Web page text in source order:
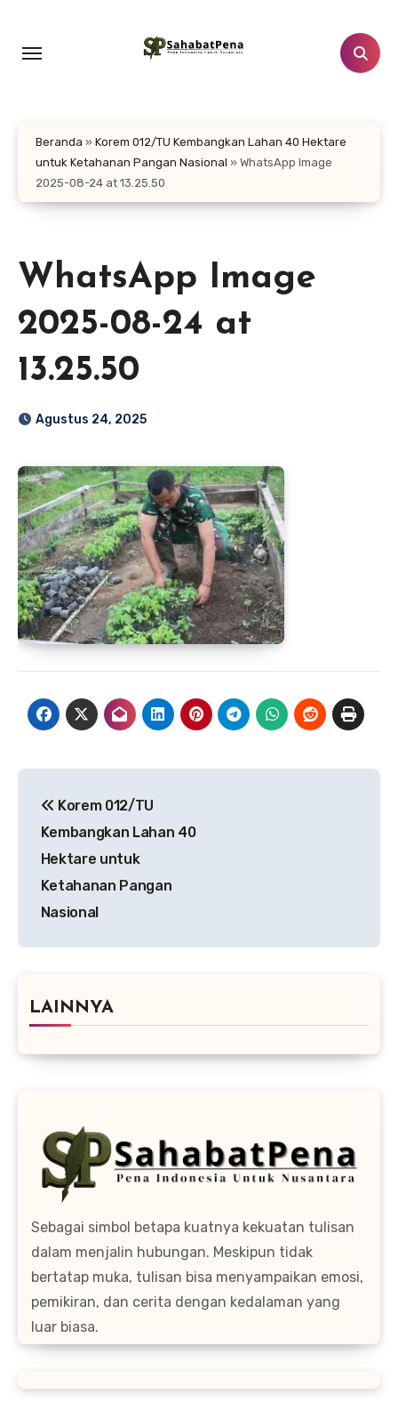
konten
Beranda » Korem 012/TU Kembangkan Lahan 40 Hektare
untuk Ketahanan Pangan Nasional » WhatsApp Image
2025-08-24 at 13.25.50
WhatsApp Image
2025-08-24 at
13.25.50
Agustus 24, 2025
pos
Korem 012/TU
Kembangkan Lahan 40
Hektare untuk
Ketahanan Pangan
Nasional
LAINNYA
Sebagai simbol betapa kuatnya kekuatan tulisan
dalam menjalin hubungan. Meskipun tidak
bertatap muka, tulisan bisa menyampaikan emosi,
pemikiran, dan cerita dengan kedalaman yang
luar biasa.